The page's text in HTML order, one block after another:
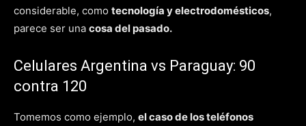
considerable, como tecnología y electrodomésticos,
parece ser una cosa del pasado.
Celulares Argentina vs Paraguay: 90
contra 120
Tomemos como ejemplo, el caso de los teléfonos